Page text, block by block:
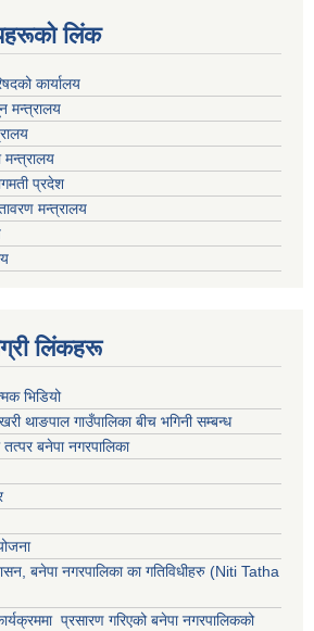
लिंक
कार्यालय
मन्त्रालय
मन्त्रालय
प्रदेश
मन्त्रालय
लिंकहरू
भिडियो
थाङपाल गाउँपालिका बीच भगिनी सम्बन्ध
तत्पर बनेपा नगरपालिका
बनेपा नगरपालिका का गतिविधीहरु (Niti Tatha
प्रसारण गरिएकोबनेपा नगरपालिकको